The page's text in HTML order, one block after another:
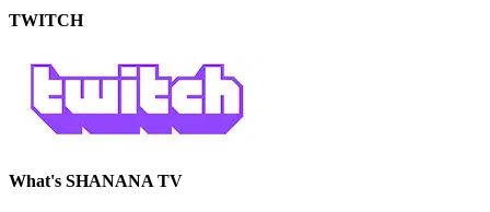
TWITCH​
What's SHANANA TV